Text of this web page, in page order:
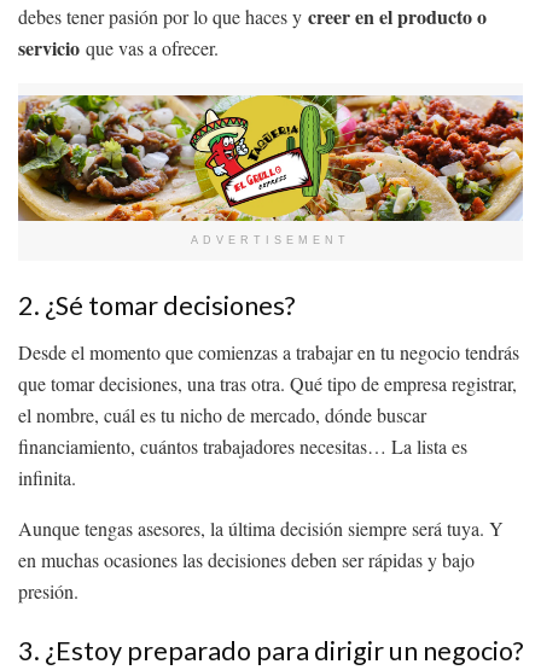
debes tener pasión por lo que haces y creer en el producto o
servicio que vas a ofrecer.
ADVERTISEMENT
2. ¿Sé tomar decisiones?
Desde el momento que comienzas a trabajar en tu negocio tendrás
que tomar decisiones, una tras otra. Qué tipo de empresa registrar,
el nombre, cuál es tu nicho de mercado, dónde buscar
financiamiento, cuántos trabajadores necesitas… La lista es
infinita.
Aunque tengas asesores, la última decisión siempre será tuya. Y
en muchas ocasiones las decisiones deben ser rápidas y bajo
presión.
3. ¿Estoy preparado para dirigir un negocio?